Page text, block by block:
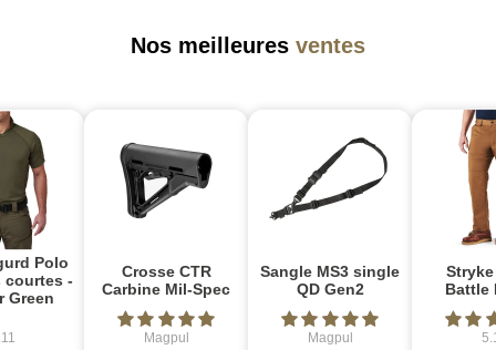
Nos meilleures ventes
Polo
courtes -
Green
Crosse CTR
Carbine Mil-Spec
Magpul
Sangle MS3 single
QD Gen2
Magpul
Battle